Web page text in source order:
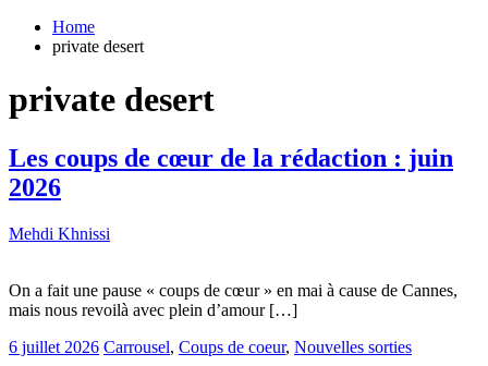
Home
private desert
private desert
Les coups de cœur de la rédaction : juin
2026
Mehdi Khnissi
On a fait une pause « coups de cœur » en mai à cause de Cannes,
mais nous revoilà avec plein d’amour […]
6 juillet 2026 Carrousel, Coups de coeur, Nouvelles sorties